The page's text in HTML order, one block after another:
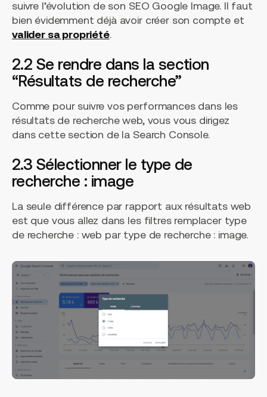
suivre l’évolution de son SEO Google Image. Il faut
bien évidemment déjà avoir créer son compte et
valider sa propriété.
2.2 Se rendre dans la section
“Résultats de recherche”
Comme pour suivre vos performances dans les
résultats de recherche web, vous vous dirigez
dans cette section de la Search Console.
2.3 Sélectionner le type de
recherche : image
La seule différence par rapport aux résultats web
est que vous allez dans les filtres remplacer type
de recherche : web par type de recherche : image.